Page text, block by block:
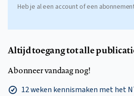
Heb je al een account of een
Altijd toegang tot alle
Abonneer vandaag nog!
12 weken kennismaken met het